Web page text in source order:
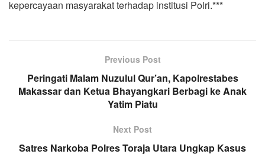
kepercayaan masyarakat terhadap institusi Polri.***
Previous Post
Peringati Malam Nuzulul Qur’an, Kapolrestabes
Makassar dan Ketua Bhayangkari Berbagi ke Anak
Yatim Piatu
Next Post
Satres Narkoba Polres Toraja Utara Ungkap Kasus